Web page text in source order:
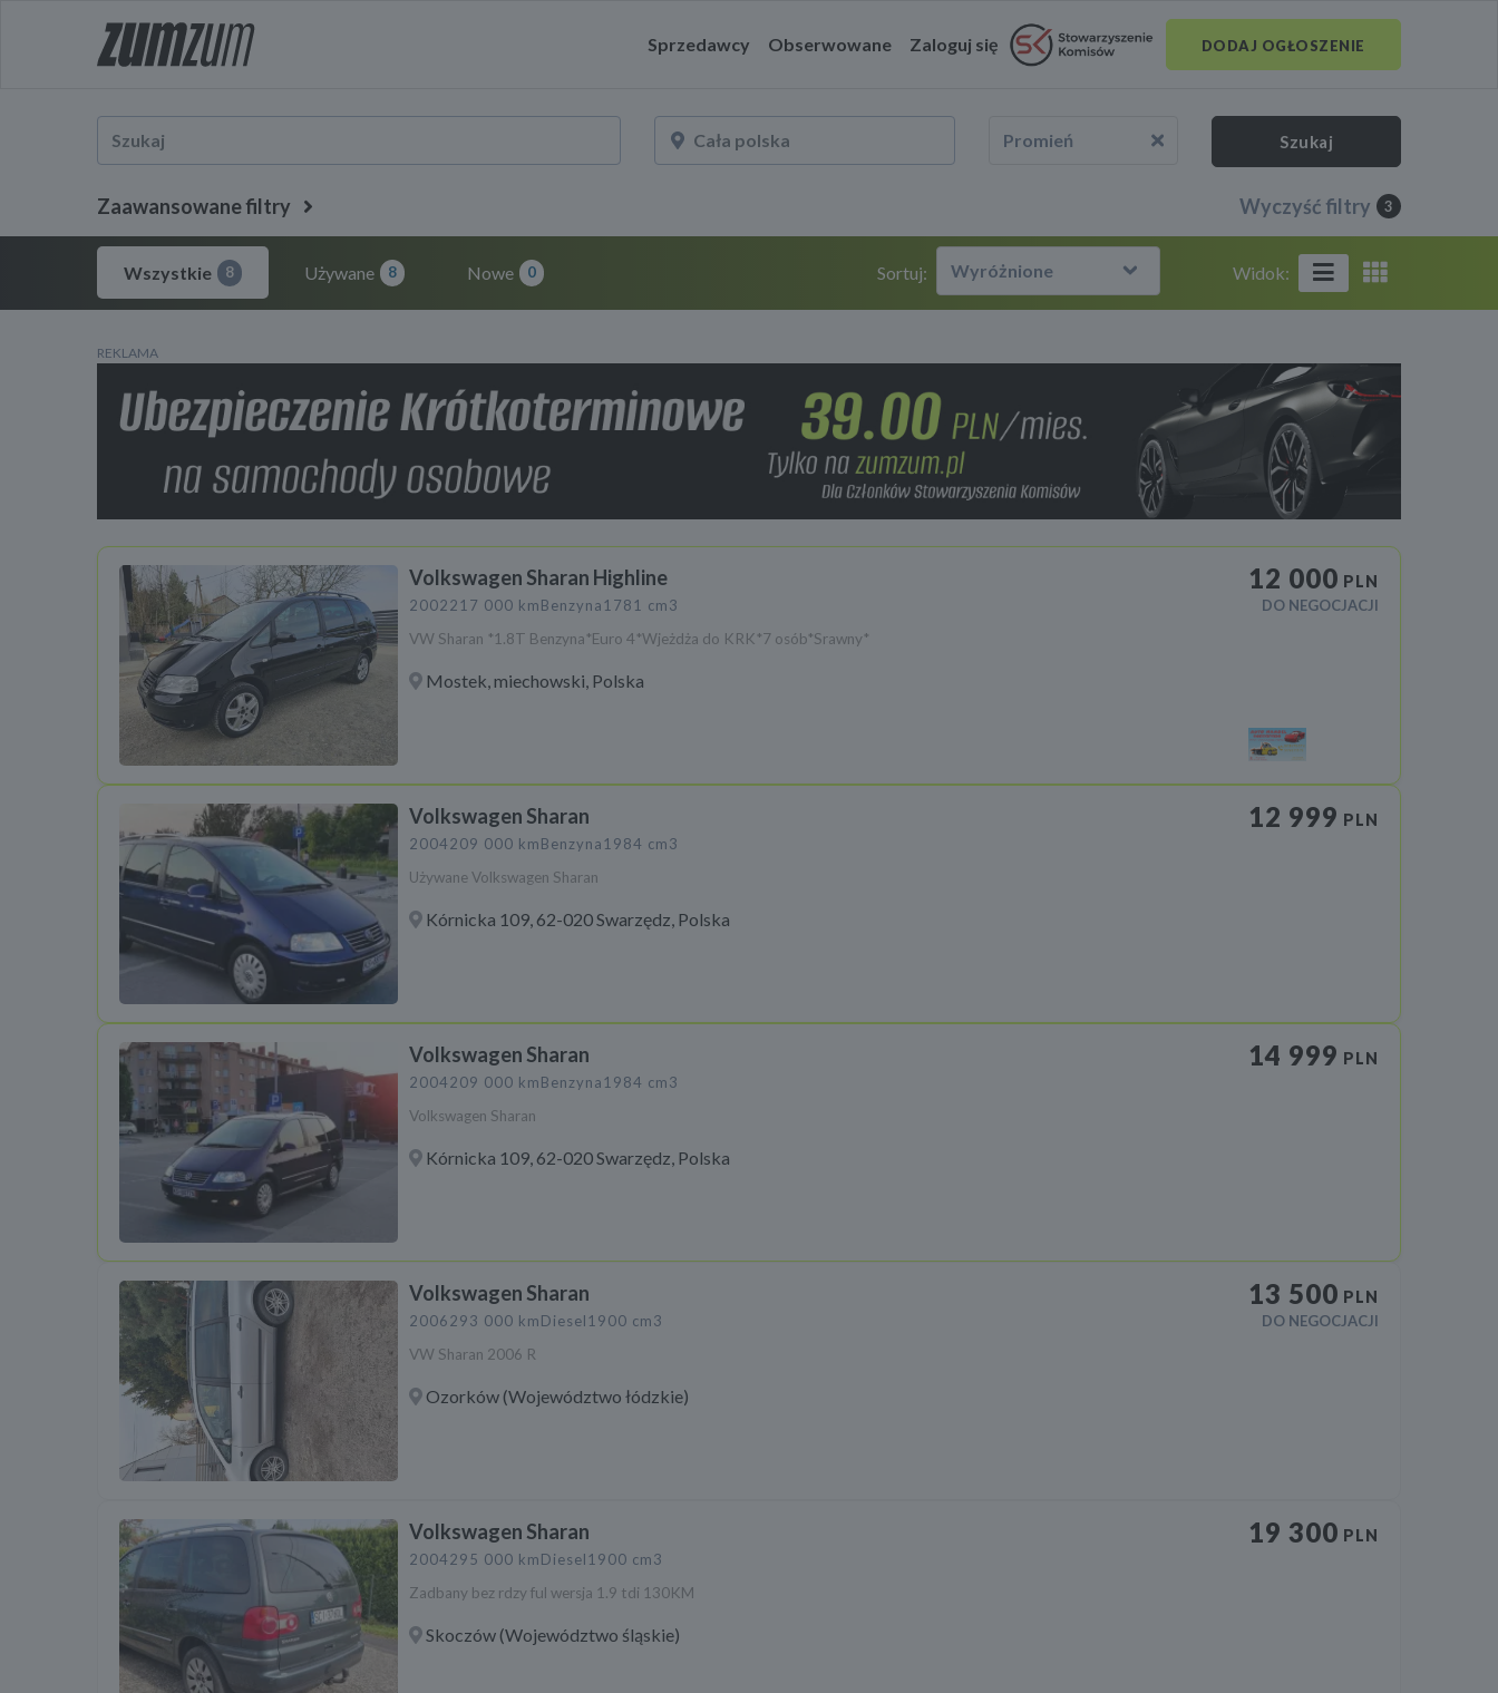
Sprzedawcy Obserwowane Zaloguj się DODAJ OGŁOSZENIE
Promień Szukaj
Zaawansowane filtry Wyczyść filtry 3
Wszystkie 8 Używane 8 Nowe 0 Sortuj: Wyróżnione Widok:
REKLAMA
Volkswagen Sharan Highline
2002217 000 kmBenzyna1781 cm3
VW Sharan *1.8T Benzyna*Euro 4*Wjeżdża do KRK*7 osób*Srawny*
Mostek, miechowski, Polska
12 000 PLN
DO NEGOCJACJI
Volkswagen Sharan
2004209 000 kmBenzyna1984 cm3
Używane Volkswagen Sharan
Kórnicka 109, 62-020 Swarzędz, Polska
12 999 PLN
Volkswagen Sharan
2004209 000 kmBenzyna1984 cm3
Volkswagen Sharan
Kórnicka 109, 62-020 Swarzędz, Polska
14 999 PLN
Volkswagen Sharan
2006293 000 kmDiesel1900 cm3
VW Sharan 2006 R
Ozorków (Województwo łódzkie)
13 500 PLN
DO NEGOCJACJI
Volkswagen Sharan
2004295 000 kmDiesel1900 cm3
Zadbany bez rdzy ful wersja 1.9 tdi 130KM
Skoczów (Województwo śląskie)
19 300 PLN